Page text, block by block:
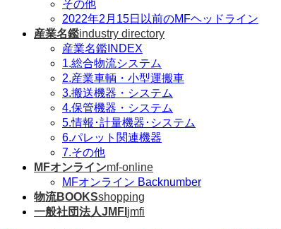
その他
2022年2月15日以前のMFヘッドライン
産業名鑑industry directory
産業名鑑INDEX
1.総合物流システム
2.産業車輌・小型運搬車
3.搬送機器・システム
4.保管機器・システム
5.情報･計量機器･システム
6.パレット関連機器
7.その他
MFオンラインmf-online
MFオンライン Backnumber
物流BOOKSshopping
一般社団法人JMFI jmfi